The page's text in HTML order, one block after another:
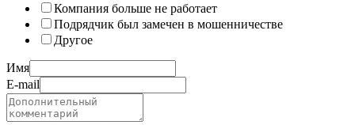
Компания больше не работает
Подрядчик был замечен в мошенничестве
Другое
Имя
E-mail